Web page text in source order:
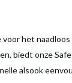
het
biedt onze
alsook